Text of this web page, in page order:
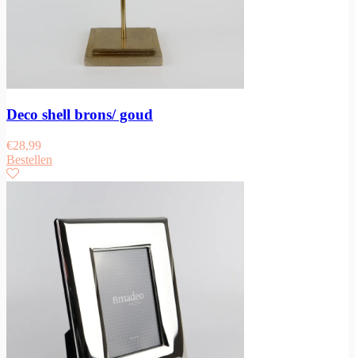
Deco shell brons/ goud
€28,99
Bestellen